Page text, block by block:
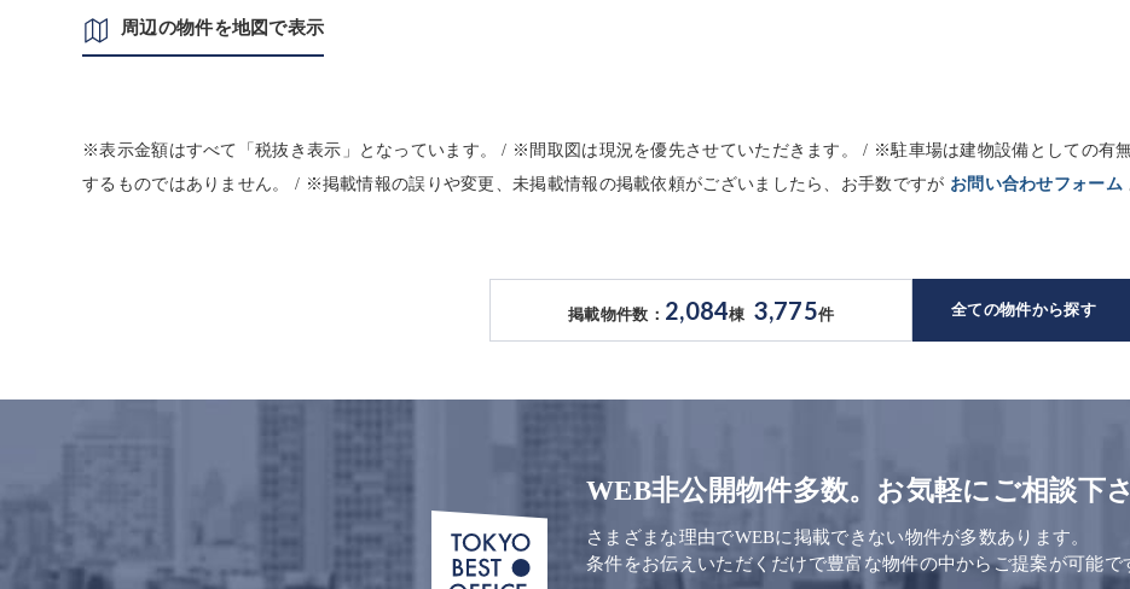
周辺の物件を地図で表示
※表示金額はすべて「税抜き表示」となっています。 / ※間取図は現況を優先させていただきます。 / ※駐車場は建物設備としての有
するものではありません。 / ※掲載情報の誤りや変更、未掲載情報の掲載依頼がございましたら、お手数ですが お問い合わせフォーム
掲載物件数： 2,084棟 3,775件 全ての物件から探す
WEB非公開物件多数。お気軽にご相談下さ
さまざまな理由でWEBに掲載できない物件が多数あります。
条件をお伝えいただくだけで豊富な物件の中からご提案が可能で